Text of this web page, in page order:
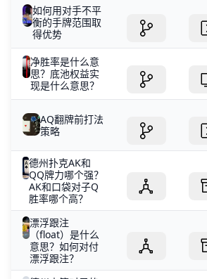
如何用对手不平
衡的手牌范围取
得优势
净胜率是什么意
思？底池权益实
现是什么意思？
AQ翻牌前打法
策略
德州扑克AK和
QQ牌力哪个强？
AK和口袋对子Q
胜率哪个高？
漂浮跟注
（float）是什么
意思？如何对付
漂浮跟注？